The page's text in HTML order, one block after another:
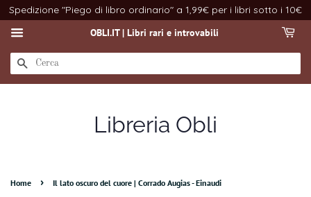
Spedizione "Piego di libro ordinario" a 1,99€ per i libri sotto i 10€
OBLI.IT | Libri rari e introvabili
CERCA
Libreria Obli
Home › Il lato oscuro del cuore | Corrado Augias - Einaudi